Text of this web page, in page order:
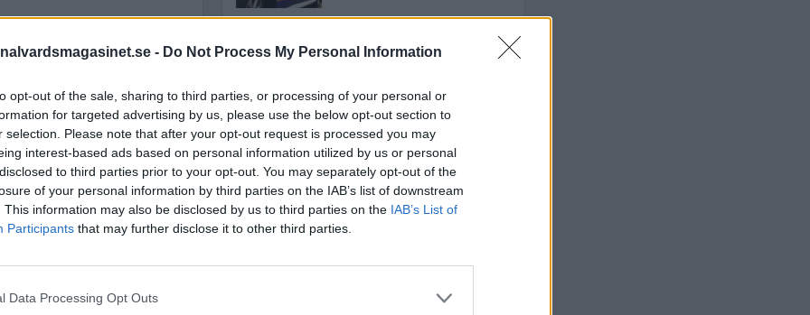
- Do Not Process My Personal Information
opt-out of the sale, sharing to third parties, or processing of your personal or
for targeted advertising by us, please use the below opt-out section to
selection. Please note that after your opt-out request is processed you may
interest-based ads based on personal information utilized by us or personal
to third parties prior to your opt-out. You may separately opt-out of the
of your personal information by third parties on the IAB’s list of downstream
This information may also be disclosed by us to third parties on the IAB’s List of
Participants that may further disclose it to other third parties.
Data Processing Opt Outs
Stöd Kriminalvårdsmagasinets bevakning av
Kriminalvården
PRENUMERERA PÅ
KRIMINALVÅRDSMAGASINETS
NYHETSBREV